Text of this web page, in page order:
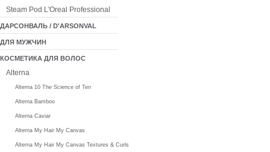
Steam Pod L'Oreal Professional
ДАРСОНВАЛЬ / D'ARSONVAL
ДЛЯ МУЖЧИН
КОСМЕТИКА ДЛЯ ВОЛОС
Alterna
Alterna 10 The Science of Ten
Alterna Bamboo
Alterna Caviar
Alterna My Hair My Canvas
Alterna My Hair My Canvas Textures & Curls